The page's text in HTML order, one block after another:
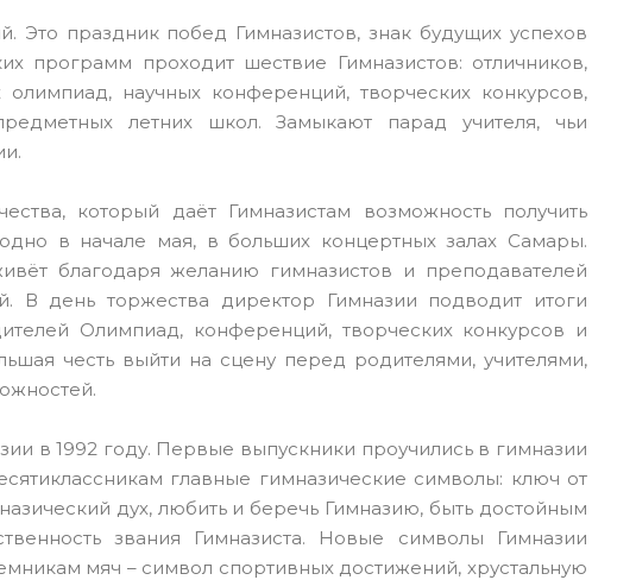
праздник побед Гимназистов, знак будущих успехов
программ проходит шествие Гимназистов: отличников,
научных конференций, творческих конкурсов,
летних школ. Замыкают парад учителя, чьи
который даёт Гимназистам возможность получить
в начале мая, в больших концертных залах Самары.
благодаря желанию гимназистов и преподавателей
В день торжества директор Гимназии подводит итоги
Олимпиад, конференций, творческих конкурсов и
честь выйти на сцену перед родителями, учителями,
в 1992 году. Первые выпускники проучились в гимназии
главные гимназические символы: ключ от
дух, любить и беречь Гимназию, быть достойным
звания Гимназиста. Новые символы Гимназии
мяч – символ спортивных достижений, хрустальную